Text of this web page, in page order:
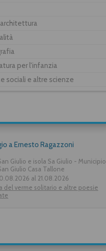
per l'infanzia
sociali e altre scienze
a Ernesto Ragazzoni
Giulio e isola Sa Giulio - Municipio
Giulio Casa Tallone
al 21.08.2026
del verme solitario e altre poesie